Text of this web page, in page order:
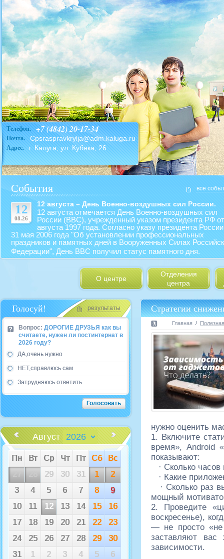
Телефон. +7 (4842) 20-17-34
Почта. Cpsraspravkrylja@adm.kaluga.ru
Адрес. г. Калуга, ул. Кубяка, 26
все
События
12
08.26
12 августа – День Военно-воздушных сил России.
12 августа отмечается День Военно-воздушных сил
России (ВВС), учрежденный указом президента РФ
августа 1997 года. Согласно указу президента
31 мая 2006 года "Об установлении профессиональных
праздников и памятных дней в Вооруженных Силах
Федерации", День ВВС получил статус памятного дня.
О центре
Отделения
центра
результаты
Голосуй!
Вопрос: ДОРОГИЕ ДРУЗЬЯ как вы
считаете, нужен ли постинтернат в
2026 году?
ДА,очень нужно
НЕТ,справлюсь сам
Затрудняюсь ответить
Август
Пн Вт Ср Чт Пт Сб
Вс
29 30 31 1
2
3
4 5 6 7 8
9
10
11 12 13 14 15
16
17
18 19 20 21 22
23
24
25 26 27 28 29
30
31
1 2 3 4 5 6
Стратегии
Главная
нужно оценить
1. Включите
время»,Android
показывают:
· Сколько
· Какие
· Сколько раз
мощный
2. Проведите
воскресенье),
— не просто «не
заставляют вас
зависимости.